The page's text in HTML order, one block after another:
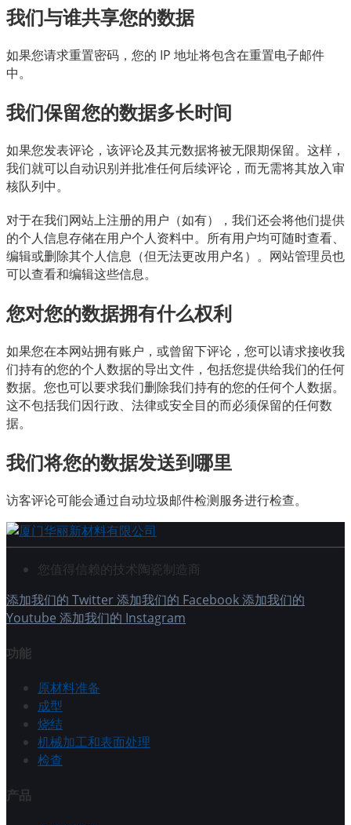
我们与谁共享您的数据
如果您请求重置密码，您的 IP 地址将包含在重置电子邮件
中。
我们保留您的数据多长时间
如果您发表评论，该评论及其元数据将被无限期保留。这样，
我们就可以自动识别并批准任何后续评论，而无需将其放入审
核队列中。
对于在我们网站上注册的用户（如有），我们还会将他们提供
的个人信息存储在用户个人资料中。所有用户均可随时查看、
编辑或删除其个人信息（但无法更改用户名）。网站管理员也
可以查看和编辑这些信息。
您对您的数据拥有什么权利
如果您在本网站拥有账户，或曾留下评论，您可以请求接收我
们持有的您的个人数据的导出文件，包括您提供给我们的任何
数据。您也可以要求我们删除我们持有的您的任何个人数据。
这不包括我们因行政、法律或安全目的而必须保留的任何数
据。
我们将您的数据发送到哪里
访客评论可能会通过自动垃圾邮件检测服务进行检查。
您值得信赖的技术陶瓷制造商
添加我们的 Twitter添加我们的 Facebook添加我们的
Youtube 添加我们的 Instagram
功能
原材料准备
成型
烧结
机械加工和表面处理
检查
产品